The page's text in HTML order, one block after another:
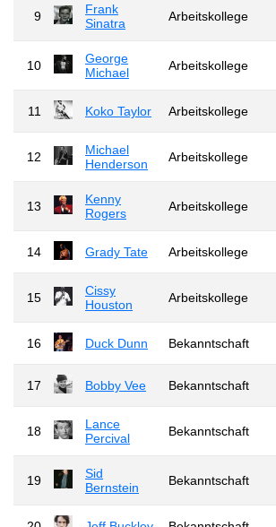
9
Frank
Sinatra
Arbeitskollege
10
George
Michael
Arbeitskollege
11 Koko Taylor Arbeitskollege
12
Michael
Henderson
Arbeitskollege
13
Kenny
Rogers
Arbeitskollege
14 Grady Tate Arbeitskollege
15
Cissy
Houston
Arbeitskollege
16 Duck Dunn Bekanntschaft
17 Bobby Vee Bekanntschaft
18
Lance
Percival
Bekanntschaft
19
Sid
Bernstein
Bekanntschaft